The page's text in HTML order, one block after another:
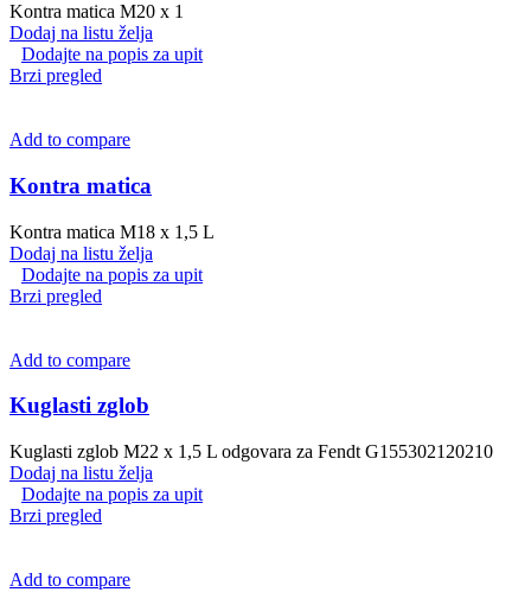
Kontra matica M20 x 1
Dodaj na listu želja
Dodajte na popis za upit
Brzi pregled
Add to compare
Kontra matica
Kontra matica M18 x 1,5 L
Dodaj na listu želja
Dodajte na popis za upit
Brzi pregled
Add to compare
Kuglasti zglob
Kuglasti zglob M22 x 1,5 L odgovara za Fendt G155302120210
Dodaj na listu želja
Dodajte na popis za upit
Brzi pregled
Add to compare